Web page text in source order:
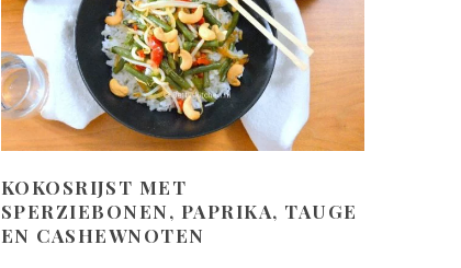
KOKOSRIJST MET
SPERZIEBONEN, PAPRIKA, TAUGE
EN CASHEWNOTEN